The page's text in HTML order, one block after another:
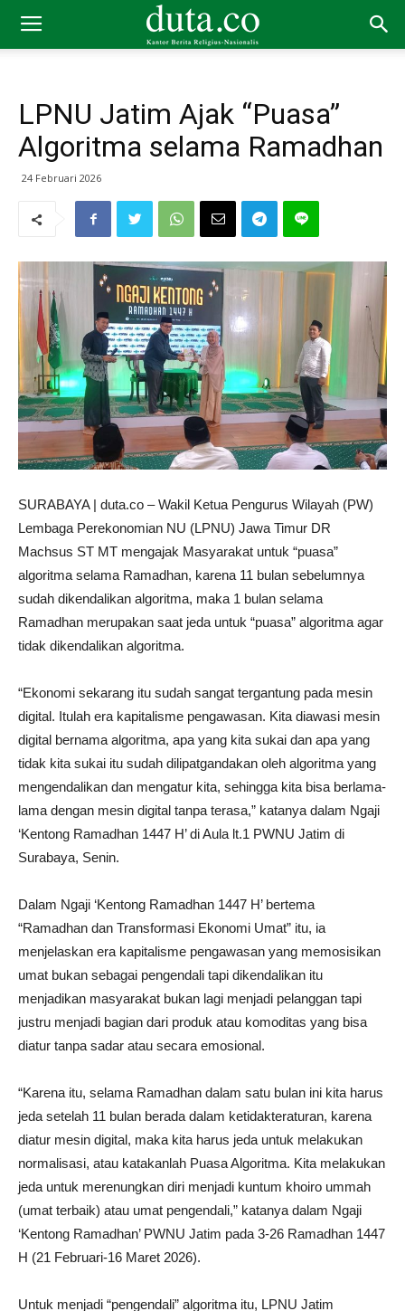
LPNU Jatim Ajak “Puasa”
Algoritma selama Ramadhan
24 Februari 2026
SURABAYA | duta.co – Wakil Ketua Pengurus Wilayah (PW)
Lembaga Perekonomian NU (LPNU) Jawa Timur DR
Machsus ST MT mengajak Masyarakat untuk “puasa”
algoritma selama Ramadhan, karena 11 bulan sebelumnya
sudah dikendalikan algoritma, maka 1 bulan selama
Ramadhan merupakan saat jeda untuk “puasa” algoritma agar
tidak dikendalikan algoritma.
“Ekonomi sekarang itu sudah sangat tergantung pada mesin
digital. Itulah era kapitalisme pengawasan. Kita diawasi mesin
digital bernama algoritma, apa yang kita sukai dan apa yang
tidak kita sukai itu sudah dilipatgandakan oleh algoritma yang
mengendalikan dan mengatur kita, sehingga kita bisa berlama-
lama dengan mesin digital tanpa terasa,” katanya dalam Ngaji
‘Kentong Ramadhan 1447 H’ di Aula lt.1 PWNU Jatim di
Surabaya, Senin.
Dalam Ngaji ‘Kentong Ramadhan 1447 H’ bertema
“Ramadhan dan Transformasi Ekonomi Umat” itu, ia
menjelaskan era kapitalisme pengawasan yang memosisikan
umat bukan sebagai pengendali tapi dikendalikan itu
menjadikan masyarakat bukan lagi menjadi pelanggan tapi
justru menjadi bagian dari produk atau komoditas yang bisa
diatur tanpa sadar atau secara emosional.
“Karena itu, selama Ramadhan dalam satu bulan ini kita harus
jeda setelah 11 bulan berada dalam ketidakteraturan, karena
diatur mesin digital, maka kita harus jeda untuk melakukan
normalisasi, atau katakanlah Puasa Algoritma. Kita melakukan
jeda untuk merenungkan diri menjadi kuntum khoiro ummah
(umat terbaik) atau umat pengendali,” katanya dalam Ngaji
‘Kentong Ramadhan’ PWNU Jatim pada 3-26 Ramadhan 1447
H (21 Februari-16 Maret 2026).
Untuk menjadi “pengendali” algoritma itu, LPNU Jatim